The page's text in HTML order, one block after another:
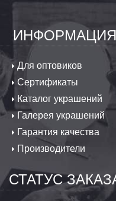
ИНФОРМАЦИЯ
Для оптовиков
Сертификаты
Каталог украшений
Галерея украшений
Гарантия качества
Производители
СТАТУС